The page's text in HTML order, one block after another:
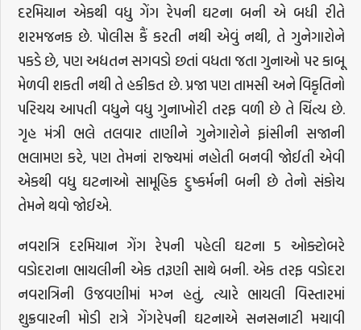
દરમિયાન એકથી વધુ ગેંગ રેપની ઘટના બની એ બધી રીતે
શરમજનક છે. પોલીસ કૈં કરતી નથી એવું નથી, તે ગુનેગારોને
પકડે છે, પણ અદ્યતન સગવડો છતાં વધતા જતા ગુનાઓ પર કાબૂ
મેળવી શકતી નથી તે હકીકત છે. પ્રજા પણ તામસી અને વિકૃતિનો
પરિચય આપતી વધુને વધુ ગુનાખોરી તરફ વળી છે તે ચિંત્ય છે.
ગૃહ મંત્રી ભલે તલવાર તાણીને ગુનેગારોને ફાંસીની સજાની
ભલામણ કરે, પણ તેમનાં રાજ્યમાં નહોતી બનવી જોઈતી એવી
એકથી વધુ ઘટનાઓ સામૂહિક દુષ્કર્મની બની છે તેનો સંકોચ
તેમને થવો જોઈએ.
નવરાત્રિ દરમિયાન ગેંગ રેપની પહેલી ઘટના 5 ઓક્ટોબરે
વડોદરાના ભાયલીની એક તરૂણી સાથે બની. એક તરફ વડોદરા
નવરાત્રિની ઉજવણીમાં મગ્ન હતું, ત્યારે ભાયલી વિસ્તારમાં
શુક્રવારની મોડી રાત્રે ગેંગરેપની ઘટનાએ સનસનાટી મચાવી